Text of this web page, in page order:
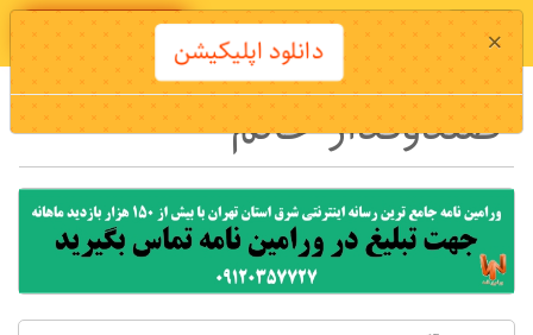
دانلود اپلیکیشن
صندوقدار خانم
× دانلود اپلیکیشن